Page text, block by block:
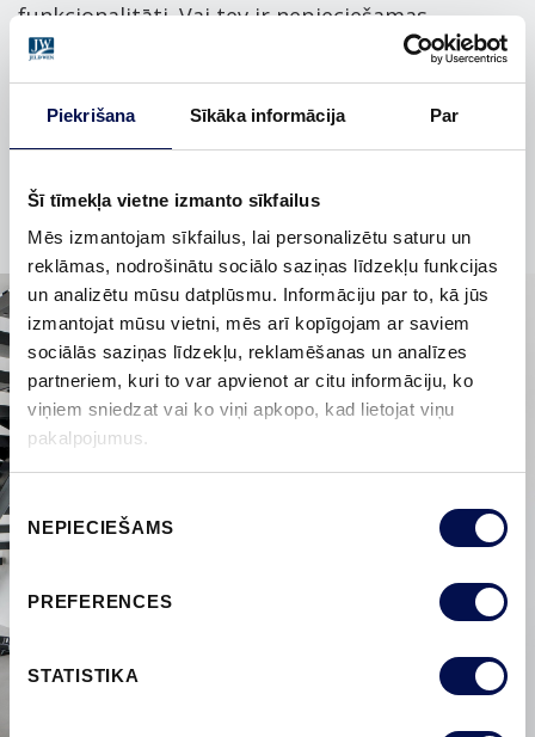
Piekrišana Sīkāka informācija Par
Šī tīmekļa vietne izmanto sīkfailus
Mēs izmantojam sīkfailus, lai personalizētu saturu un
reklāmas, nodrošinātu sociālo saziņas līdzekļu funkcijas
un analizētu mūsu datplūsmu. Informāciju par to, kā jūs
izmantojat mūsu vietni, mēs arī kopīgojam ar saviem
sociālās saziņas līdzekļu, reklamēšanas un analīzes
partneriem, kuri to var apvienot ar citu informāciju, ko
viņiem sniedzat vai ko viņi apkopo, kad lietojat viņu
pakalpojumus.
Piekrišanas
izvēleNEPIECIEŠAMS
PREFERENCES
STATISTIKA
funkcionalitāti. Vai tev ir nepieciešamas
mitrumizturīgākas, skaņu izolējošākas vai
ugunsdrošākas durvis, vai arī nepieciešams
praktiskāks telpas risinājums, ko piedāvā